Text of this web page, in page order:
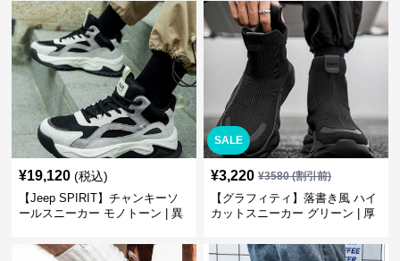
¥19,120 (税込)
【Jeep SPIRIT】チャンキーソ
ールスニーカー モノトーン | 異
SALE
¥3,220 ¥3580(割引前)
【グラフィティ】落書き風 ハイ
カットスニーカー グリーン | 厚